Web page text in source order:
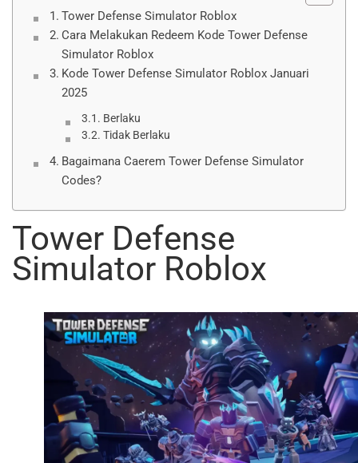
Tower Defense Simulator Roblox
Cara Melakukan Redeem Kode Tower Defense
Simulator Roblox
Kode Tower Defense Simulator Roblox Januari
2025
Berlaku
Tidak Berlaku
Bagaimana Caerem Tower Defense Simulator
Codes?
Tower Defense
Simulator Roblox